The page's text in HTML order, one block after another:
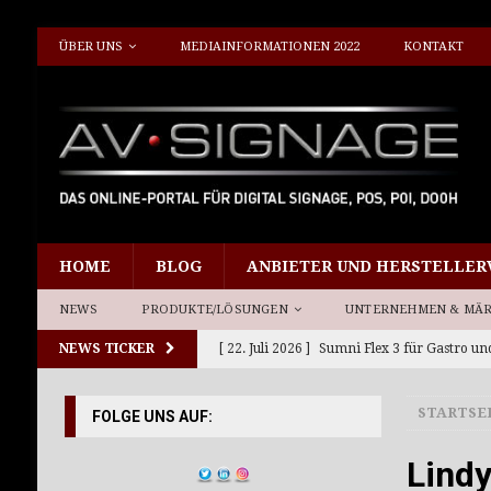
ÜBER UNS MEDIAINFORMATIONEN 2022 KONTAKT
HOME BLOG ANBIETER UND
NEWS PRODUKTE/LÖSUNGEN UNTERNEHMEN &
NEWS TICKER [ 22. Juli 2026 ] Sumni Flex 3 für Gastro
Giada DS-Player DF614
Neue Werkstation Richtlinie
FOLGE UNS AUF: